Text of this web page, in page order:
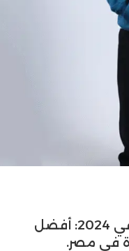
ملابس جيم رجالي في مصر في 2024: أفضل
في مصر.